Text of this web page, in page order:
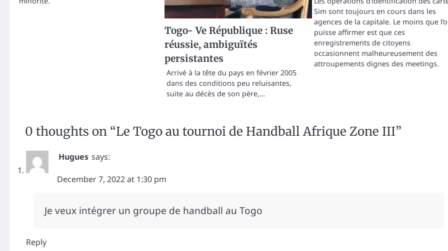
Togo- Ve République : Ruse
réussie, ambiguïtés
persistantes
Arrivé à la tête du pays en février 2005
dans des conditions peu reluisantes,
suite au décès de son père,…
Sim sont toujours en cours dans les
agences de la capitale. Le moins que
puisse affirmer est que ces
enregistrements de citoyens
occasionnent malheureusement des
attroupements dignes des meetings.
0 thoughts on “Le Togo au tournoi de Handball Afrique Zone III”
Hugues says:
December 7, 2022 at 1:30 pm
Je veux intégrer un groupe de handball au Togo
Reply